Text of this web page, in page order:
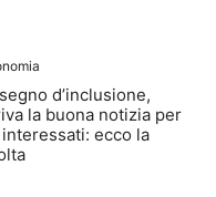
d’inclusione,
la buona notizia per
ecco la